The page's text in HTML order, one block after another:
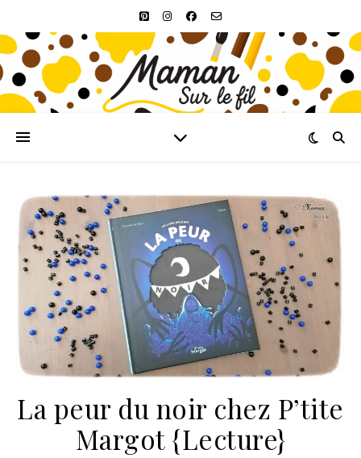
La peur du noir chez P’tite
Margot {Lecture}